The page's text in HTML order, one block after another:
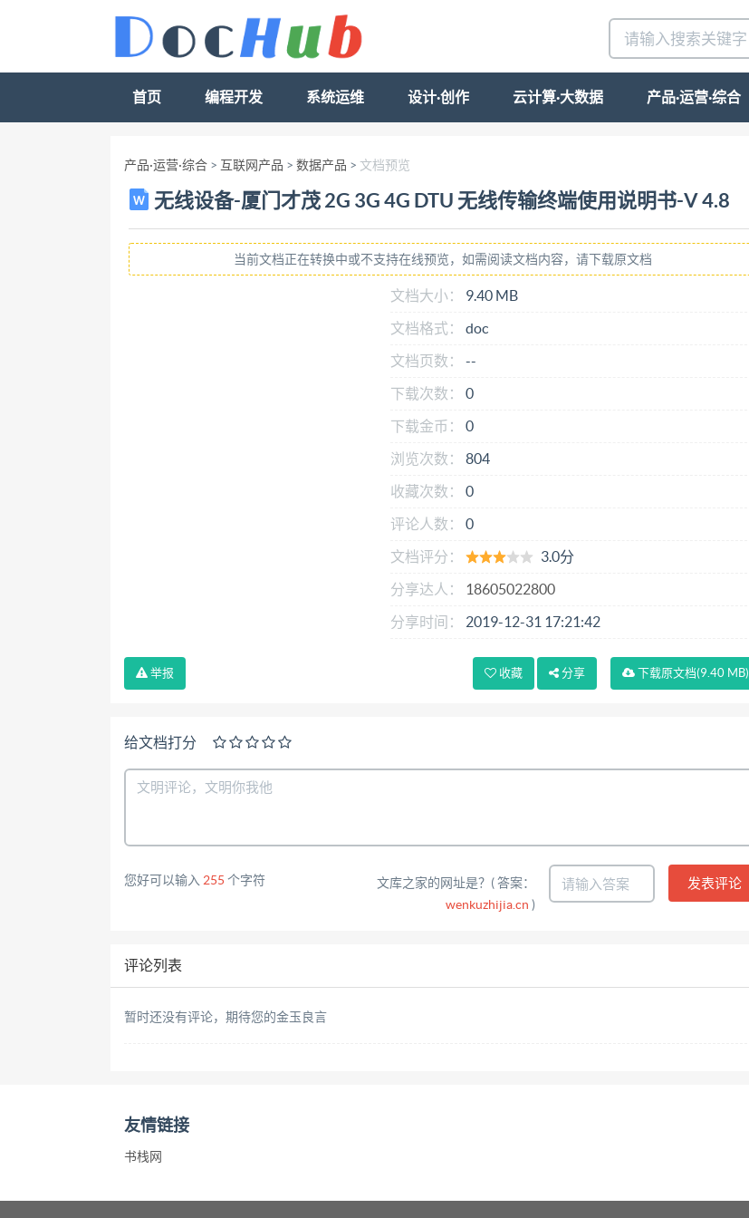
首页 编程开发 系统运维 设计·创作 云计算·大数据 产品·运营·综合
产品·运营·综合 > 互联网产品 > 数据产品 > 文档预览
无线设备-厦门才茂 2G 3G 4G DTU 无线传输终端使用说明书-V 4.8
当前文档正在转换中或不支持在线预览，如需阅读文档内容，请下载原文档
文档大小：
9.40 MB
文档格式：
doc
文档页数：
--
下载次数：
0
下载金币：
0
浏览次数：
804
收藏次数：
0
评论人数：
0
文档评分：
3.0分
分享达人：
18605022800
分享时间：
2019-12-31 17:21:42
举报 下载原文档(9.40 MB)
收藏 分享
给文档打分
您好可以输入 255 个字符
文库之家的网址是？( 答案：
wenkuzhijia.cn )
评论列表
暂时还没有评论，期待您的金玉良言
友情链接
书栈网